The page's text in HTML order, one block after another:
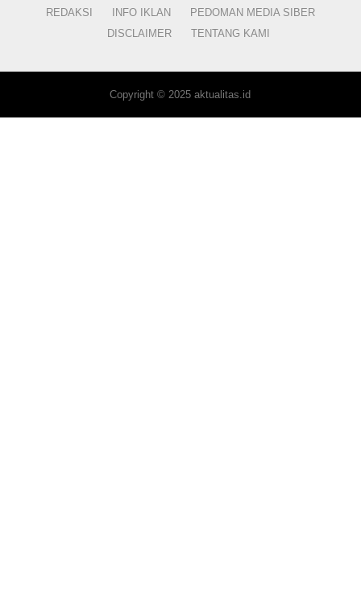
REDAKSI INFO IKLAN
PEDOMAN MEDIA SIBER
DISCLAIMER
TENTANG KAMI
Copyright © 2025 aktualitas.id